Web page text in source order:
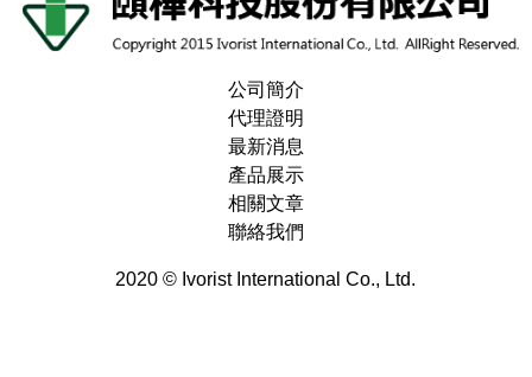
公司簡介
代理證明
最新消息
產品展示
相關文章
聯絡我們
2020 © Ivorist International Co., Ltd.